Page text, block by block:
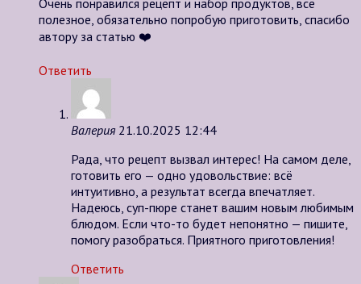
Очень понравился рецепт и набор продуктов, всё
полезное, обязательно попробую приготовить, спасибо
автору за статью ❤️
Ответить
Валерия 21.10.2025 12:44
Рада, что рецепт вызвал интерес! На самом деле,
готовить его — одно удовольствие: всё
интуитивно, а результат всегда впечатляет.
Надеюсь, суп-пюре станет вашим новым любимым
блюдом. Если что-то будет непонятно — пишите,
помогу разобраться. Приятного приготовления!
Ответить